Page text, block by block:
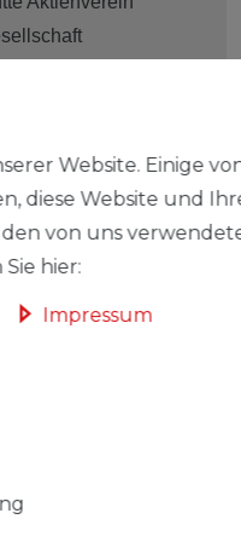
und langen Serien.
Website. Einige
diese Website und
von uns
hier:
Impressum